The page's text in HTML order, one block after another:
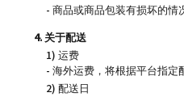
- 商品或商品包装有损坏的情
4. 关于配送
1) 运费
- 海外运费，将根据平台指定
2) 配送日